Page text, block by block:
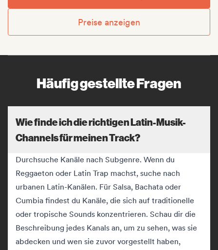
Preise anzeigen
Häufig gestellte Fragen
Wie finde ich die richtigen Latin-Musik-
Channels für meinen Track?
Durchsuche Kanäle nach Subgenre. Wenn du
Reggaeton oder Latin Trap machst, suche nach
urbanen Latin-Kanälen. Für Salsa, Bachata oder
Cumbia findest du Kanäle, die sich auf traditionelle
oder tropische Sounds konzentrieren. Schau dir die
Beschreibung jedes Kanals an, um zu sehen, was sie
abdecken und wen sie zuvor vorgestellt haben,